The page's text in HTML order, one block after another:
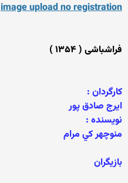
image upload no registration
فراشباشی ( ۱۳۵۴ )
كارگردان :
ايرج صادق پور
نويسنده :
منوچهر كي مرام
بازیگران